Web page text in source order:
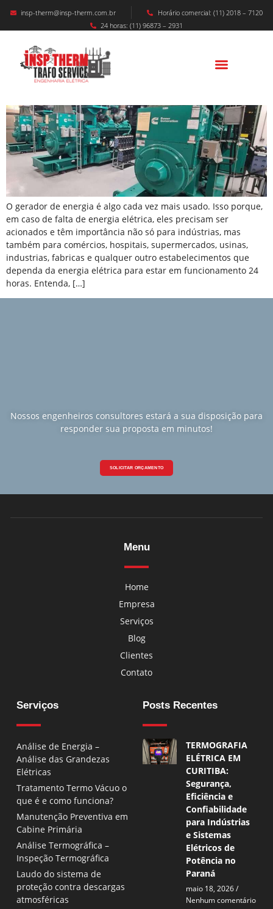
insp-therm@insp-therm.com.br
Horário comercial: (11) 2018 – 7120
24 horas: (11) 96873 – 2931
O Que É Um Gerador De Energia E Como
Funciona?
O gerador de energia é algo cada vez mais usado. Isso porque,
em caso de falta de energia elétrica, eles precisam ser
acionados e têm importância não só para indústrias, mas
também para comércios, hospitais, supermercados, usinas,
industrias, fabricas e qualquer outro estabelecimentos que
dependa da energia elétrica para estar em funcionamento 24
horas. Entenda, […]
Nossos engenheiros consultores estará a sua disposição para
responder sua proposta em minutos!
SOLICITAR ORÇAMENTO
Menu
Home
Empresa
Serviços
Blog
Clientes
Contato
Serviços
Análise de Energia –
Análise das Grandezas
Elétricas
Tratamento Termo Vácuo o
que é e como funciona?
Manutenção Preventiva em
Cabine Primária
Análise Termográfica –
Inspeção Termográfica
Laudo do sistema de
proteção contra descargas
atmosféricas
Posts Recentes
TERMOGRAFIA
ELÉTRICA EM
CURITIBA:
Segurança,
Eficiência e
Confiabilidade
para Indústrias
e Sistemas
Elétricos de
Potência no
Paraná
maio 18, 2026
Nenhum comentário